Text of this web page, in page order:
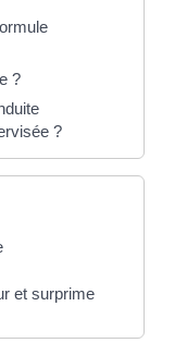
?
?
et surprime